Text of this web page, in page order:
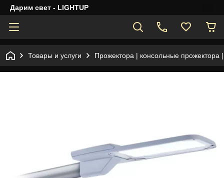
Дарим свет - LIGHTUP
Товары и услуги Прожектора | консольные прожектора